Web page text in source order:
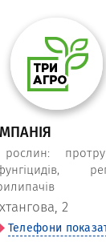
2
Телефони